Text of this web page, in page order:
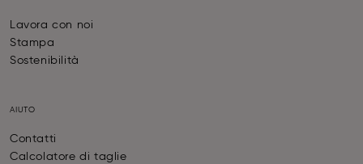
Lavora con noi
Stampa
Sostenibilità
AIUTO
Contatti
Calcolatore di taglie